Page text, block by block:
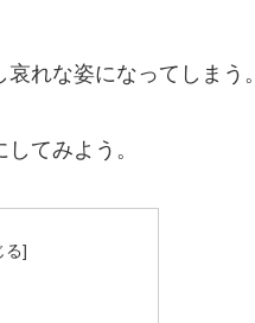
れな姿になってしまう。
てみよう。